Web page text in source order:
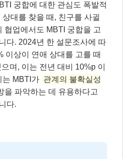
궁합에 대한 관심도 폭발적
대를 찾을 때, 친구를 사귈
협업에서도 MBTI 궁합을 고
다. 2024년 한 설문조사에 따
이상이 연애 상대를 고를 때
며, 이는 전년 대비 10%p 이
는 MBTI가 관계의 불확실성
을 파악하는 데 유용하다고
다.